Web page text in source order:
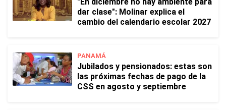
dar clase": Molinar explica el
cambio del calendario escolar 2027
PANAMÁ
Jubilados y pensionados: estas son
las próximas fechas de pago de la
CSS en agosto y septiembre